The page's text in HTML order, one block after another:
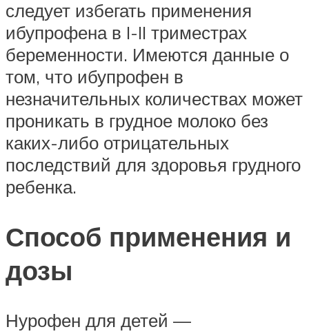
следует избегать применения
ибупрофена в I-II триместрах
беременности. Имеются данные о
том, что ибупрофен в
незначительных количествах может
проникать в грудное молоко без
каких-либо отрицательных
последствий для здоровья грудного
ребенка.
Способ применения и
дозы
Нурофен для детей —